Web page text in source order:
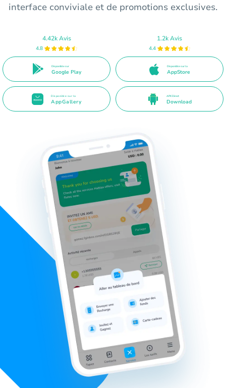
interface conviviale et de promotions exclusives.
4.42k Avis
4.8
Disponible sur
Google Play
1.2k Avis
4.4
Disponible sur la
AppStore
Disponible sur la
AppGallery
APK Direct
Download